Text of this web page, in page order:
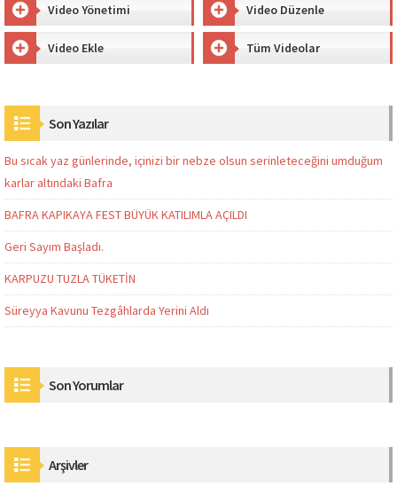
Video Yönetimi Video Düzenle
Video Ekle Tüm Videolar
Son Yazılar
Bu sıcak yaz günlerinde, içinizi bir nebze olsun serinleteceğini umduğum
karlar altındaki Bafra
BAFRA KAPIKAYA FEST BÜYÜK KATILIMLA AÇILDI
Geri Sayım Başladı.
KARPUZU TUZLA TÜKETİN
Süreyya Kavunu Tezgâhlarda Yerini Aldı
Son Yorumlar
Arşivler